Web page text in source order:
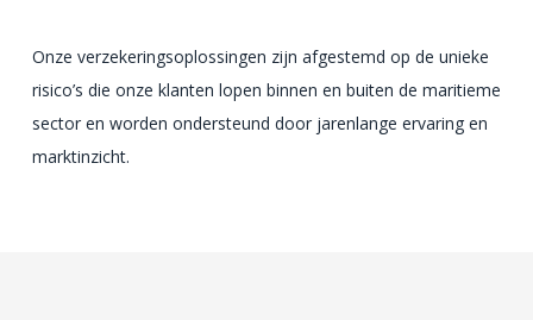
Onze verzekeringsoplossingen zijn afgestemd op de unieke
risico’s die onze klanten lopen binnen en buiten de maritieme
sector en worden ondersteund door jarenlange ervaring en
marktinzicht.